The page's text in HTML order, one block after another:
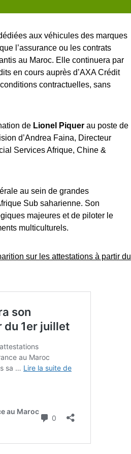
aux véhicules des marques
l’assurance ou les contrats
au Maroc. Elle continuera par
en cours auprès d’AXA Crédit
contractuelles, sans
de Lionel Piquer au poste de
d’Andrea Faina, Directeur
Services Afrique, Chine &
au sein de grandes
Sub saharienne. Son
majeures et de piloter le
multiculturels.
sur les attestations à partir du